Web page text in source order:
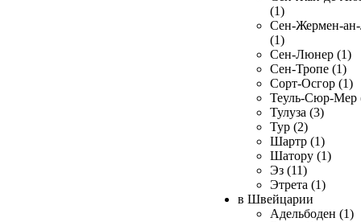
(1)
Сен-Жермен-
(1)
Сен-Люнер (1)
Сен-Тропе (1)
Сорт-Осгор (1)
Теуль-Сюр-Мер
Тулуза (3)
Тур (2)
Шартр (1)
Шатору (1)
Эз (11)
Этрета (1)
в Швейцарии
Адельбоден (1)